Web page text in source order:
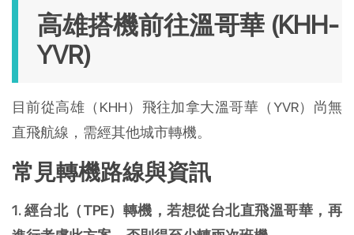
高雄搭機前往溫哥華 (KHH-
YVR)
目前從高雄（KHH）飛往加拿大溫哥華（YVR）尚無
直飛航線，需經其他城市轉機。
常見轉機路線與資訊
1. 經台北（TPE）轉機，若想從台北直飛溫哥華，再